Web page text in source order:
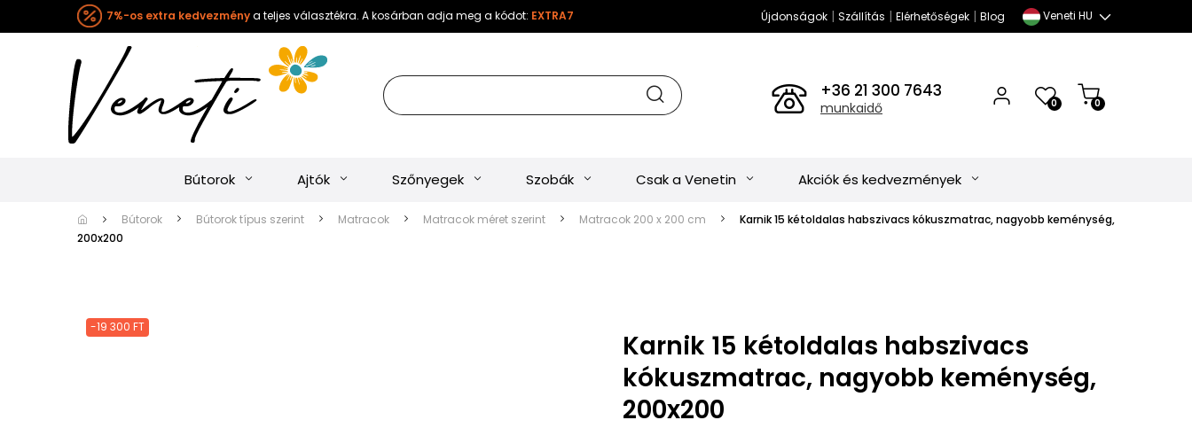
7%-os extra kedvezménya teljes választékra. A kosárban adja meg a kódot: EXTRA7 Újdonságok| Szállítás | Elérhetőségek| Blog Veneti HU
+36 21 300 7643
munkaidő 0 0
Bútorok Ajtók Szőnyegek Szobák Csak a Venetin Akciók és kedvezmények
Bútorok Bútorok típus szerint Matracok Matracok méret szerint Matracok 200 x 200 cm
Karnik 15 kétoldalas habszivacs kókuszmatrac, nagyobb keménység,
200x200
-19 300 FT
Karnik 15 kétoldalas habszivacs
kókuszmatrac, nagyobb keménység,
200x200